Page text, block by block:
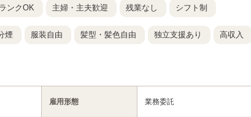
ンクOK 主婦・主夫歓迎 残業なし シフト制
煙 服装自由 髪型・髪色自由 独立支援あり 高収入
雇用形態 業務委託